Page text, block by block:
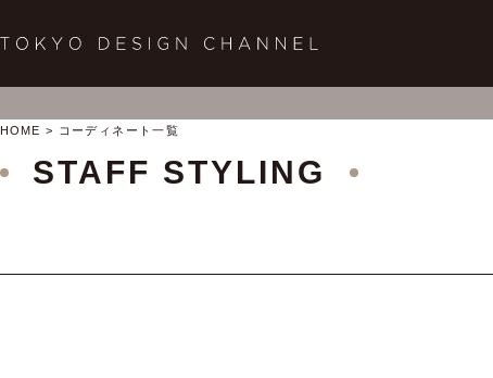
HOME コーディネート一覧
STAFF STYLING